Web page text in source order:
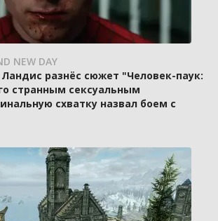
NEW DAY
разнёс сюжет "Человек-паук:
странным сексуальным
схватку назвал боем с